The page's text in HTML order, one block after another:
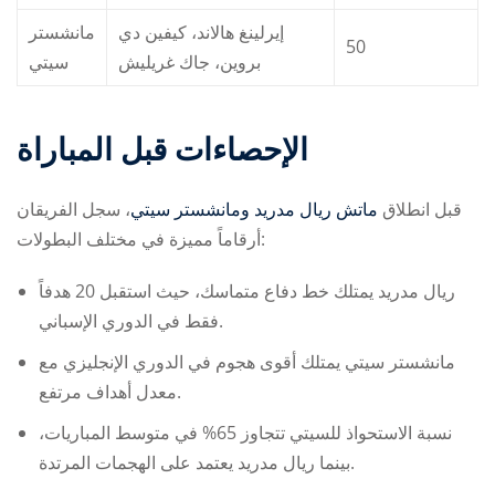
مانشستر
سيتي
إيرلينغ هالاند، كيفين دي
بروين، جاك غريليش
50
الإحصاءات قبل المباراة
قبل انطلاق ماتش ريال مدريد ومانشستر سيتي، سجل الفريقان
أرقاماً مميزة في مختلف البطولات:
ريال مدريد يمتلك خط دفاع متماسك، حيث استقبل 20 هدفاً
فقط في الدوري الإسباني.
مانشستر سيتي يمتلك أقوى هجوم في الدوري الإنجليزي مع
معدل أهداف مرتفع.
نسبة الاستحواذ للسيتي تتجاوز 65% في متوسط المباريات،
بينما ريال مدريد يعتمد على الهجمات المرتدة.